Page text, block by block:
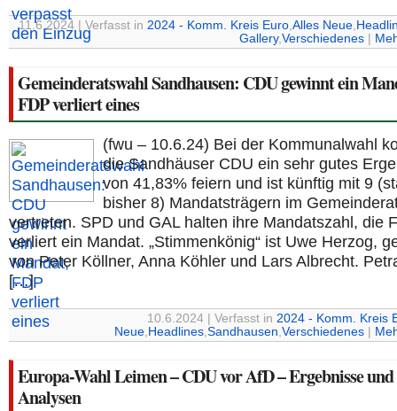
11.6.2024 | Verfasst in 2024 - Komm. Kreis Euro,Alles Neue,
Gallery,Verschiedenes
Gemeinderatswahl Sandhausen: CDU gewinnt ein
FDP verliert eines
(fwu – 10.6.24) Bei der Kommunalwahl
die Sandhäuser CDU ein sehr gutes
von 41,83% feiern und ist künftig mit 9
bisher 8) Mandatsträgern im
vertreten. SPD und GAL halten ihre Mandatszahl, die
verliert ein Mandat. „Stimmenkönig“ ist Uwe Herzog,
von Peter Köllner, Anna Köhler und Lars Albrecht.
[…]
10.6.2024 | Verfasst in 2024 - Komm. Kreis
Neue, Headlines,Sandhausen,Verschiedenes
Europa-Wahl Leimen – CDU vor AfD – Ergebnisse und
Analysen